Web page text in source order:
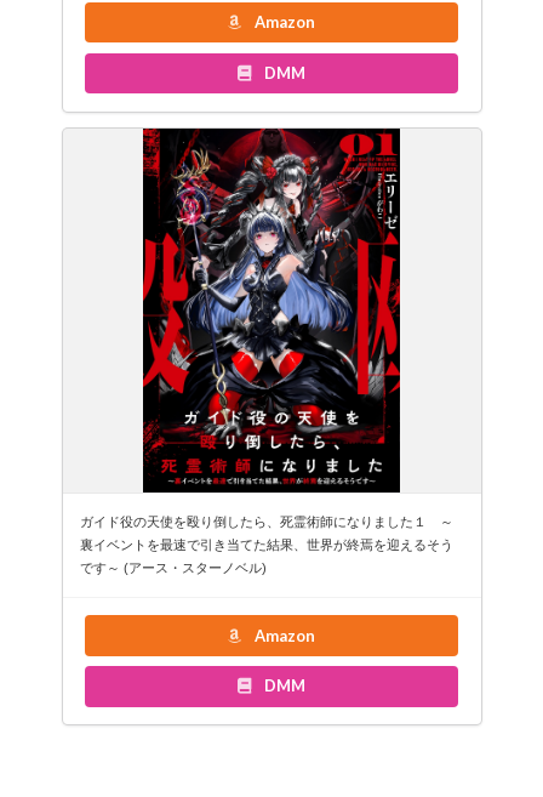
Amazon
DMM
ガイド役の天使を殴り倒したら、死霊術師になりました１ ～
裏イベントを最速で引き当てた結果、世界が終焉を迎えるそう
です～ (アース・スターノベル)
Amazon
DMM